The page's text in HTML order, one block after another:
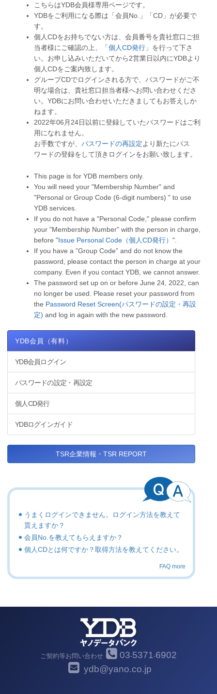
こちらはYDB会員様専用ページです。
YDBをご利用になる際は「会員No.」「CD」が必要で
す。
個人CDをお持ちでない方は、会員番号を貴社窓口ご担
当者様にご確認の上、
「個人CD発行」 を行って下さ
い。お申し込みいただいてから2営業日以内にYDBより
個人CDをご案内致します。
グループCDでログインされる方で、パスワードがご不
明な場合は、貴社窓口担当者様へお問い合わせくださ
い。YDBにお問い合わせいただきましてもお答えしか
ねます。
2022年06月24日以前に登録していたパスワードはご利
用になれません。
お手数ですが、 パスワードの再設定より新たにパス
ワードの登録をして頂きログインをお願い致します。
This page is for YDB members only.
You will need your "Membership Number" and
"Personal or Group Code (6-digit numbers) " to use
YDB services.
If you do not have a "Personal Code," please confirm
your "Membership Number" with the person in charge,
before "Issue Personal Code（個人CD発行） ".
If you have a ”Group Code” and do not know the
password, please contact the person in charge at your
company. Even if you contact YDB, we cannot answer.
The password set up on or before June 24, 2022, can
no longer be used. Please reset your password from
the Password Reset Screen(パスワードの設定・再設
定) and log in again with the new password.
YDB会員（有料）
YDB会員ログイン
パスワードの設定・再設定
個人CD発行
YDBログインガイド
TSR企業情報・TSR REPORT
うまくログインできません。ログイン方法を教えて
貰えますか？
会員No.を教えてもらえますか？
個人CDとは何ですか？取得方法を教えてください。
FAQ more
ご契約等お問い合わせ 03-5371-6902
ydb@yano.co.jp